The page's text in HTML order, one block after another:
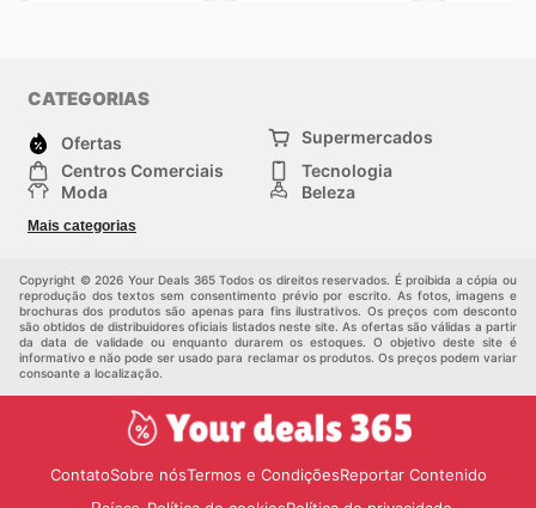
CATEGORIAS
Ofertas
Supermercados
Centros Comerciais
Tecnologia
Moda
Beleza
Construção e jardinagem
Mais categorias
Copyright © 2026 Your Deals 365 Todos os direitos reservados. É proibida a cópia ou
reprodução dos textos sem consentimento prévio por escrito. As fotos, imagens e
brochuras dos produtos são apenas para fins ilustrativos. Os preços com desconto
são obtidos de distribuidores oficiais listados neste site. As ofertas são válidas a partir
da data de validade ou enquanto durarem os estoques. O objetivo deste site é
informativo e não pode ser usado para reclamar os produtos. Os preços podem variar
consoante a localização.
ContatoSobre nósTermos e CondiçõesReportar Contenido